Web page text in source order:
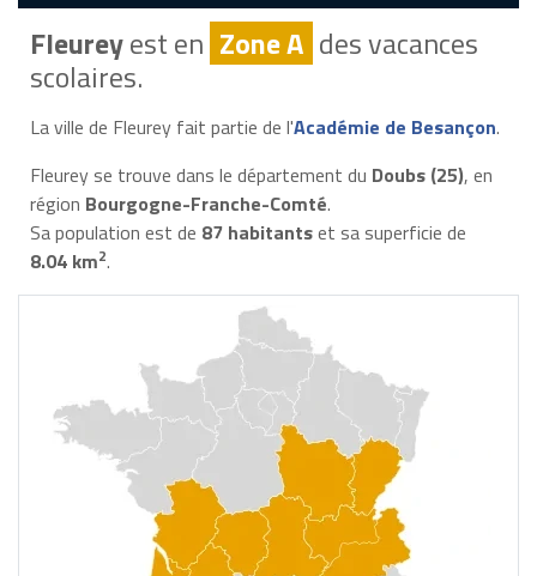
Fleureyest en Zone A des vacances
scolaires.
La ville de Fleurey fait partie de l'Académie de Besançon.
Fleurey se trouve dans le département du Doubs (25), en
région Bourgogne-Franche-Comté.
Sa population est de 87 habitantset sa superficie de
8.04 km2.